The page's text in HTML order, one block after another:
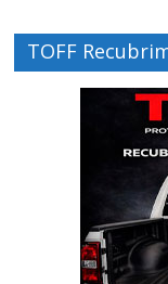
TOFF